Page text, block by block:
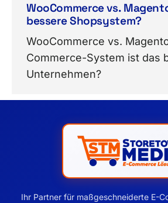
WooCommerce vs.
bessere Shopsystem?
WooCommerce vs.
Commerce-System ist das
Unternehmen?
Ihr Partner für maßgeschneiderte E-